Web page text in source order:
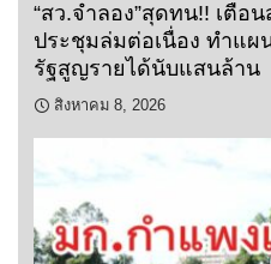
“สว.จำลอง”สุดทน!! เตือ
ประชุมล่มต่อเนื่อง ทำแ
รัฐสูญรายได้นับแสนล้าน
สิงหาคม 8, 2026